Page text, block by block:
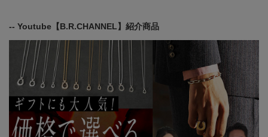
-- Youtube【B.R.CHANNEL】紹介商品